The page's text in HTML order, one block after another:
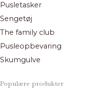
Pusletasker
Sengetøj
The family club
Pusleopbevaring
Skumgulve
Populære produkter